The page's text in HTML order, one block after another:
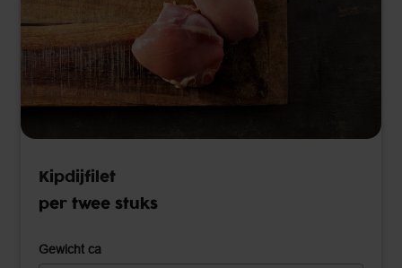
Kipdijfilet
per twee stuks
Gewicht ca